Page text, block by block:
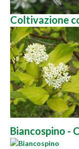
Coltivazione
Biancospino -